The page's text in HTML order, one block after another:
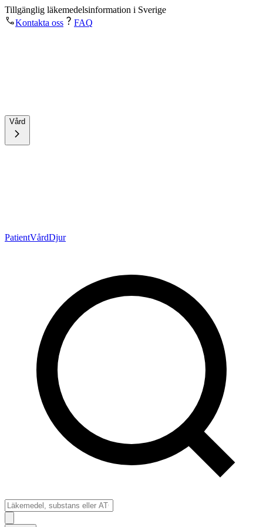
Tillgänglig läkemedelsinformation i Sverige
Kontakta oss
FAQ
Vård
PatientVårdDjur